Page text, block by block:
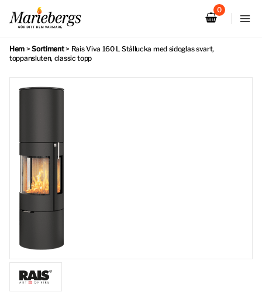
innehåll
Hem >Sortiment> Rais Viva 160 L Stållucka med sidoglas svart,
toppansluten, classic topp